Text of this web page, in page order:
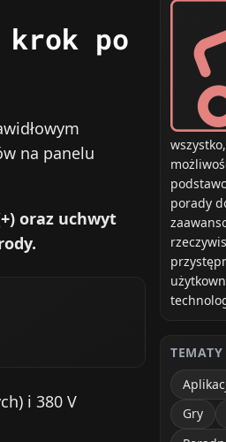
krok po
na panelu
oraz uchwyt
i 380 V
porady
TEMATY
Gry